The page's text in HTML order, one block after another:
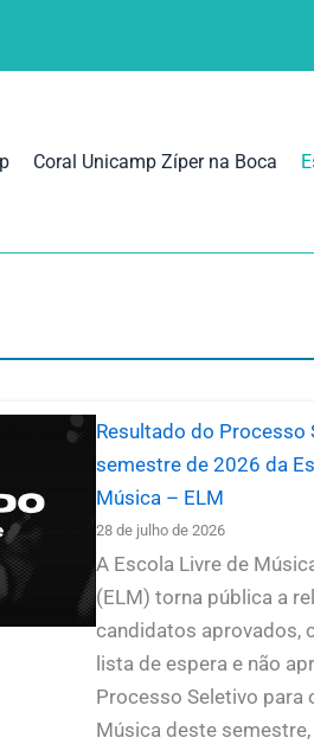
Coral Unicamp Zíper na Boca
Resultado do Processo
semestre de 2026 da
Música – ELM
28 de julho de 2026
A Escola Livre de
(ELM) torna pública a
candidatos aprovados,
lista de espera e não
Processo Seletivo para
Música deste